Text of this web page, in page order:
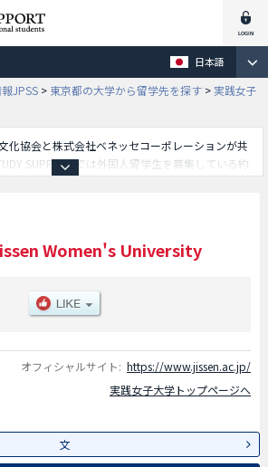
日本語
JPSS > 東京都の大学から留学先を探す >実践女子
化協会と株式会社ベネッセコーポレーションが共
SUPPORTでは外国人留学生を募集している約
学部や環境デザイン学部や食科学部等、学部別情
など入試情報、施設案内、アクセスなど外国人留
ているので是非ご利用ください。
Women's University
オフィシャルサイト: https://www.jissen.ac.jp/
実践女子大学トップページへ
文